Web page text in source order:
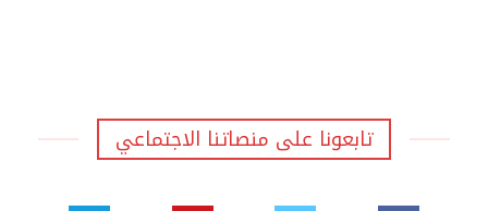
تابعونا على منصاتنا الاجتماعي